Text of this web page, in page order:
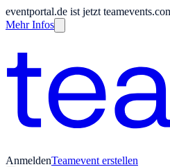
eventportal.de ist jetzt
Mehr Infos
AnmeldenTeamevent erstellen